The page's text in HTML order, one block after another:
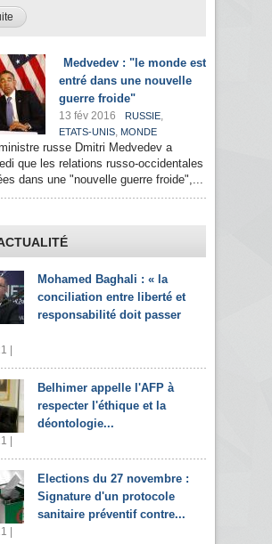
Medvedev : "le monde est
entré dans une nouvelle
guerre froide"
13 fév 2016 RUSSIE,
ETATS-UNIS, MONDE
russe Dmitri Medvedev a
que les relations russo-occidentales
dans une "nouvelle guerre froide",...
Mohamed Baghali : « la
conciliation entre liberté et
responsabilité doit passer
|
Belhimer appelle l'AFP à
respecter l'éthique et la
déontologie...
|
Elections du 27 novembre :
Signature d'un protocole
sanitaire préventif contre...
|